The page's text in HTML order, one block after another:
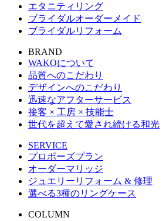
エタニティリング
ブライダルオーダーメイド
ブライダルリフォーム
BRAND
WAKOについて
品質へのこだわり
デザインへのこだわり
迅速なアフターサービス
接客 × 工房 × 技能士
世代を超えて愛され続ける和光
SERVICE
プロポーズプラン
オーダーマリッジ
ジュエリーリフォーム & 修理
選べる3種のリングケース
COLUMN